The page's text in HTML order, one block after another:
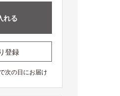
れる
登録
次の日にお届け